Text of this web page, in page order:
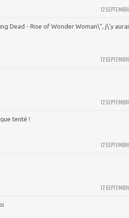
12
Dead - Rise of Wonder Woman\", j\'y
12
12
tenté !
12
12